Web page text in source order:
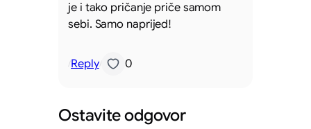
je i tako pričanje priče samom
sebi. Samo naprijed!
/Reply/ 0
Ostavite odgovor